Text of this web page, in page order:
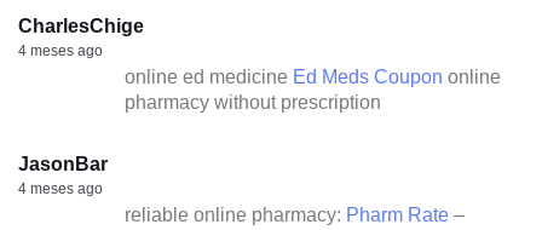
CharlesChige
4 meses ago
online ed medicine Ed Meds Coupon online
pharmacy without prescription
JasonBar
4 meses ago
reliable online pharmacy: Pharm Rate –